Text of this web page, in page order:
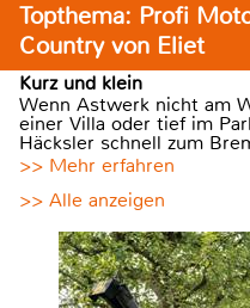
Topthema: Profi
Country von Eliet
Kurz und klein
Wenn Astwerk nicht am
einer Villa oder tief im
Häcksler schnell zum
>> Mehr erfahren
>> Alle anzeigen